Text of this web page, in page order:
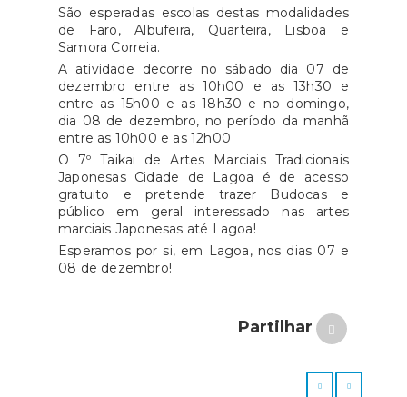
São esperadas escolas destas modalidades
de Faro, Albufeira, Quarteira, Lisboa e
Samora Correia.
A atividade decorre no sábado dia 07 de
dezembro entre as 10h00 e as 13h30 e
entre as 15h00 e as 18h30 e no domingo,
dia 08 de dezembro, no período da manhã
entre as 10h00 e as 12h00
O 7º Taikai de Artes Marciais Tradicionais
Japonesas Cidade de Lagoa é de acesso
gratuito e pretende trazer Budocas e
público em geral interessado nas artes
marciais Japonesas até Lagoa!
Esperamos por si, em Lagoa, nos dias 07 e
08 de dezembro!
Partilhar